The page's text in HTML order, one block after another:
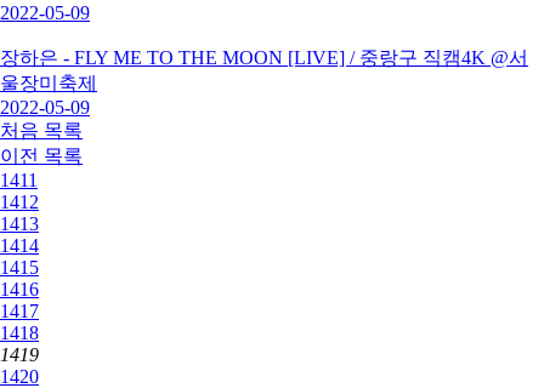
2022-05-09
장하은 - FLY ME TO THE MOON [LIVE] / 중랑구 직캠4K @서
울장미축제
2022-05-09
처음 목록
이전 목록
1411
1412
1413
1414
1415
1416
1417
1418
1419
1420